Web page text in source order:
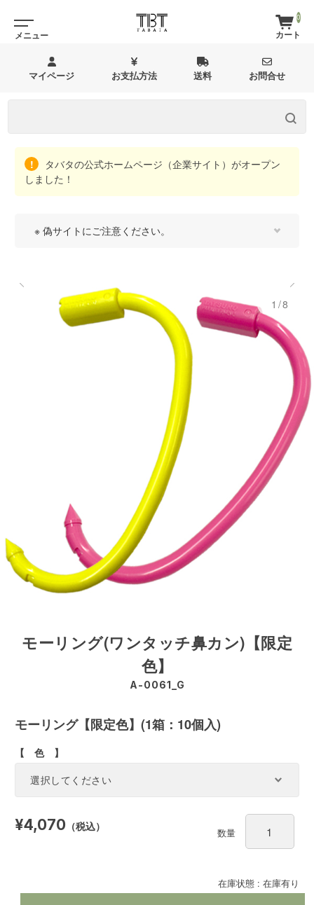
0
マイページ お支払方法 送料 お問合せ
タバタの公式ホームページ（企業サイト）がオープン
しました！
※ 偽サイトにご注意ください。
1/8
モーリング(ワンタッチ鼻カン)【限定
色】
A-0061_G
モーリング【限定色】(1箱：10個入)
【 色 】
在庫状態 : 在庫有り
¥4,070 （税込）
数量